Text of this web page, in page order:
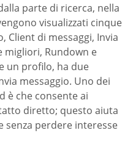
parte di ricerca, nella
visualizzati cinque
Client di messaggi, Invia
migliori, Rundown e
un profilo, ha due
messaggio. Uno dei
è che consente ai
diretto; questo aiuta
senza perdere interesse